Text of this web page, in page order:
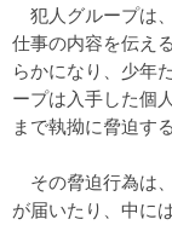
犯人グループは
仕事の内容を伝え
らかになり、少年
ープは入手した個
まで執拗に脅迫する
その脅迫行為は
が届いたり、中に